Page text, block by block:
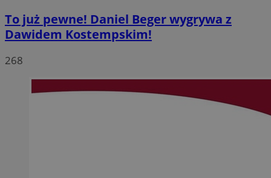
To już pewne! Daniel Beger wygrywa z
Dawidem Kostempskim!
268